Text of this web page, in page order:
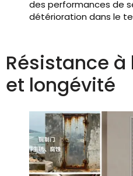
des performances de
détérioration dans le
Résistance
et longévité